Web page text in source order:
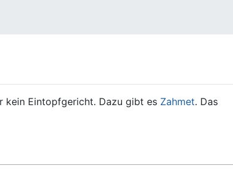
kein Eintopfgericht. Dazu gibt es Zahmet. Das